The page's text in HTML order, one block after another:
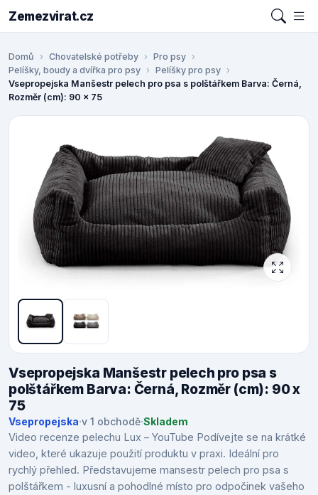
Zemezvirat.cz
Domů Chovatelské potřeby
Pro psy
Pelíšky, boudy a dvířka pro psy
Pelíšky pro psy
Vsepropejska Manšestr pelech pro psa s polštářkem Barva: Černá,
Rozměr (cm): 90 x 75
Vsepropejska Manšestr pelech pro psa s
polštářkem Barva: Černá, Rozměr (cm): 90 x
75
Vsepropejska·v 1 obchodě·Skladem
Video recenze pelechu Lux – YouTube Podívejte se na krátké
video, které ukazuje použití produktu v praxi. Ideální pro
rychlý přehled. Představujeme mansestr pelech pro psa s
polštářkem - luxusní a pohodlné místo pro odpočinek vašeho